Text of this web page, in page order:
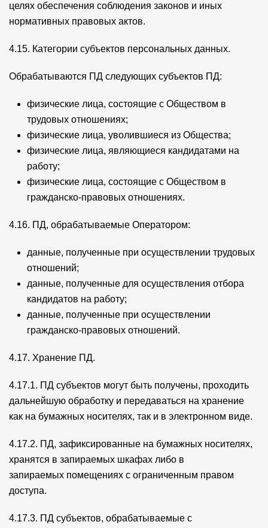
целях обеспечения соблюдения законов и иных
нормативных правовых актов.
4.15. Категории субъектов персональных данных.
Обрабатываются ПД следующих субъектов ПД:
физические лица, состоящие с Обществом в
трудовых отношениях;
физические лица, уволившиеся из Общества;
физические лица, являющиеся кандидатами на
работу;
физические лица, состоящие с Обществом в
гражданско-правовых отношениях.
4.16. ПД, обрабатываемые Оператором:
данные, полученные при осуществлении трудовых
отношений;
данные, полученные для осуществления отбора
кандидатов на работу;
данные, полученные при осуществлении
гражданско-правовых отношений.
4.17. Хранение ПД.
4.17.1. ПД субъектов могут быть получены, проходить
дальнейшую обработку и передаваться на хранение
как на бумажных носителях, так и в электронном виде.
4.17.2. ПД, зафиксированные на бумажных носителях,
хранятся в запираемых шкафах либо в
запираемых помещениях с ограниченным правом
доступа.
4.17.3. ПД субъектов, обрабатываемые с